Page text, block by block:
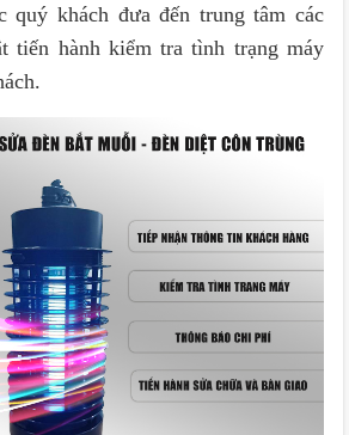
quý khách đưa đến trung tâm các
tiến hành kiểm tra tình trạng máy